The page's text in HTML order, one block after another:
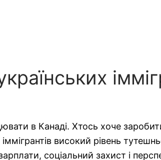
в Канаді. Хтось хоче
високий рівень
соціальний захист і